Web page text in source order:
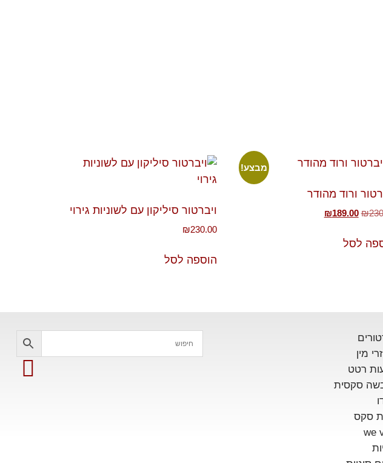
מבצע!
ורוד מהודר
₪
₪189.00
לסל
ויברטור סיליקון עם לשוניות גירוי
₪230.00
הוספה לסל
מין
רטט
סקסית
סקס
we